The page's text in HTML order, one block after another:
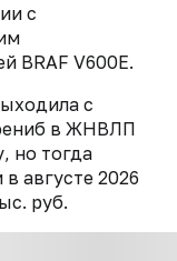
с
BRAF V600E.
с
в ЖНВЛП
но тогда
августе 2026
руб.